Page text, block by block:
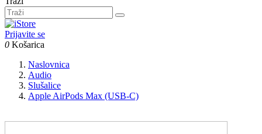
Prijavite se
0 Košarica
Naslovnica
Audio
Slušalice
Apple AirPods Max (USB-C)